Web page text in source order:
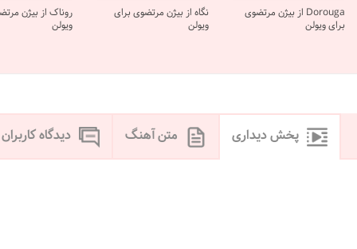
Dorouga از بیژن مرتضوی
برای ویولن
نگاه از بیژن مرتضوی برای
ویولن
روناک از بیژن
ویولن
پخش دیداری متن آهنگ دیدگاه کاربران